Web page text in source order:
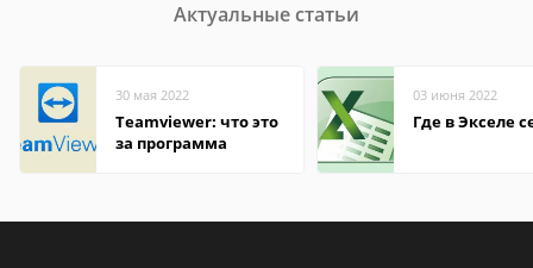
Актуальные статьи
30 мая 2022
Teamviewer: что это
за программа
03 июня 2022
Где в Экселе